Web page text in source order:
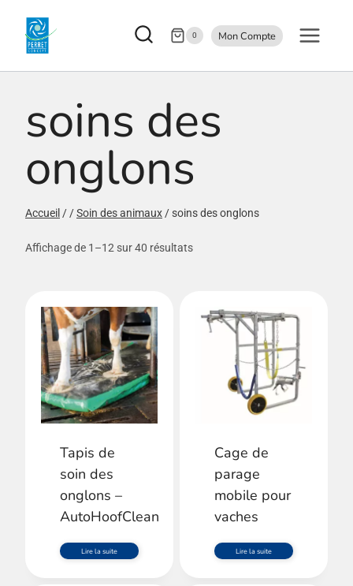
0 Mon Compte
soins des
onglons
Accueil / /Soin des animaux /soins des onglons
Affichage de 1–12 sur 40 résultats
Tapis de
soin des
onglons –
AutoHoofClean
Lire la suite
Cage de
parage
mobile pour
vaches
Lire la suite